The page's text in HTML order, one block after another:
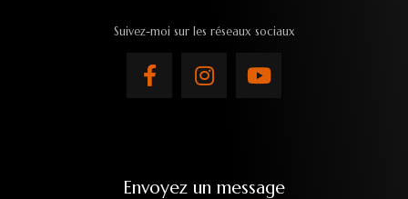
Suivez-moi sur les réseaux sociaux
Envoyez un message